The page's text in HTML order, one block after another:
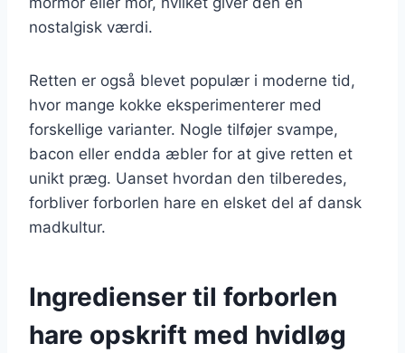
nostalgisk værdi.
Retten er også blevet populær i moderne tid,
hvor mange kokke eksperimenterer med
forskellige varianter. Nogle tilføjer svampe,
bacon eller endda æbler for at give retten et
unikt præg. Uanset hvordan den tilberedes,
forbliver forborlen hare en elsket del af dansk
madkultur.
Ingredienser til forborlen
hare opskrift med hvidløg